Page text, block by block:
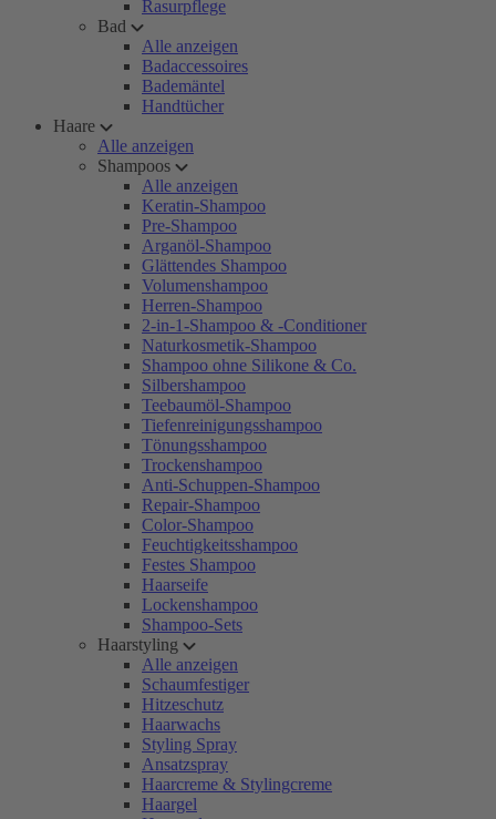
Rasurpflege
Bad
Alle anzeigen
Badaccessoires
Bademäntel
Handtücher
Haare
Alle anzeigen
Shampoos
Alle anzeigen
Keratin-Shampoo
Pre-Shampoo
Arganöl-Shampoo
Glättendes Shampoo
Volumenshampoo
Herren-Shampoo
2-in-1-Shampoo & -Conditioner
Naturkosmetik-Shampoo
Shampoo ohne Silikone & Co.
Silbershampoo
Teebaumöl-Shampoo
Tiefenreinigungsshampoo
Tönungsshampoo
Trockenshampoo
Anti-Schuppen-Shampoo
Repair-Shampoo
Color-Shampoo
Feuchtigkeitsshampoo
Festes Shampoo
Haarseife
Lockenshampoo
Shampoo-Sets
Haarstyling
Alle anzeigen
Schaumfestiger
Hitzeschutz
Haarwachs
Styling Spray
Ansatzspray
Haarcreme & Stylingcreme
Haargel